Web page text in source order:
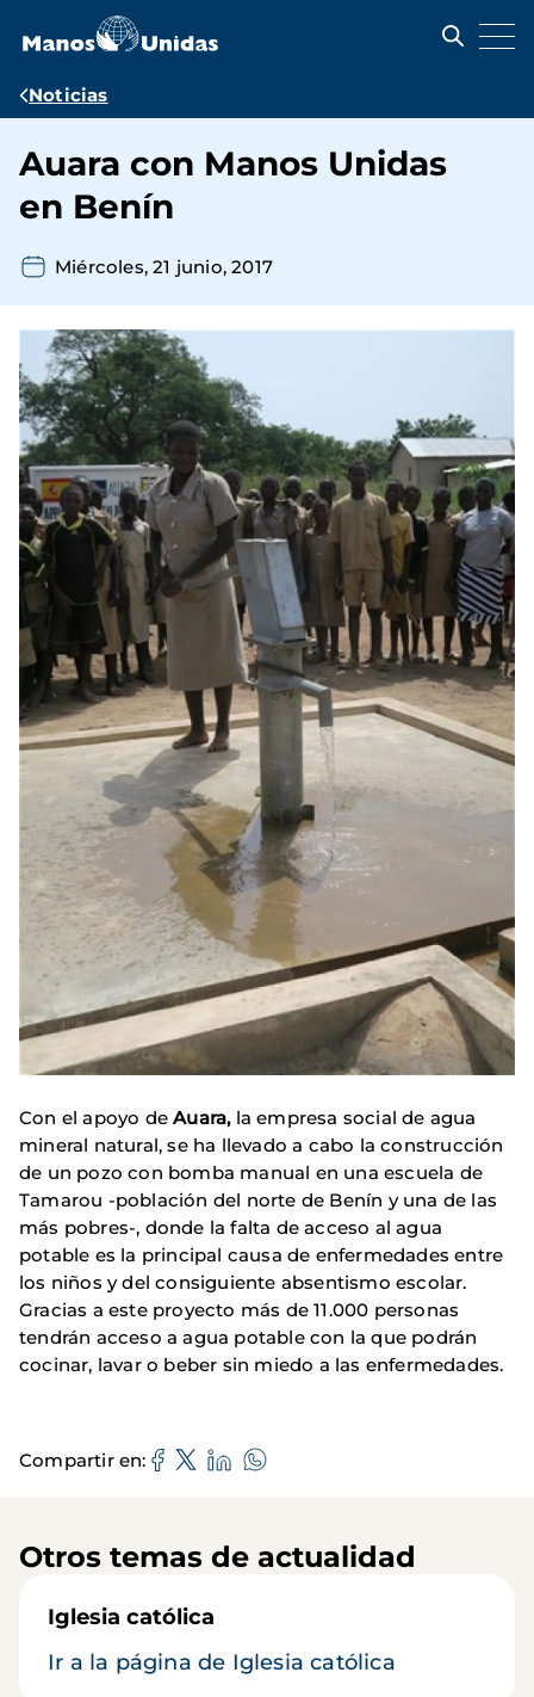
contenido
Ruta
navegación
Noticias
Auara con Manos Unidas
en Benín
Miércoles, 21 junio, 2017
Con el apoyo deAuara, la empresa social de agua
mineral natural, se ha llevado a cabo la construcción
de un pozo con bomba manual en una escuela de
Tamarou -población del norte de Benín y una de las
más pobres-, donde la falta de acceso al agua
potable es la principal causa de enfermedades entre
los niños y del consiguiente absentismo escolar.
Gracias a este proyecto más de 11.000 personas
tendrán acceso a agua potable con la que podrán
cocinar, lavar o beber sin miedo a las enfermedades.
Compartir en
Otros temas de actualidad
Iglesia católica
Ir a la página de Iglesia católica